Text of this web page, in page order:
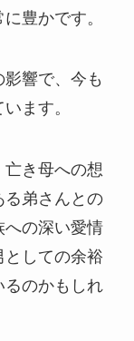
豊かです。
響で、今も
ます。
き母への想
る弟さんとの
への深い愛情
しての余裕
るのかもしれ